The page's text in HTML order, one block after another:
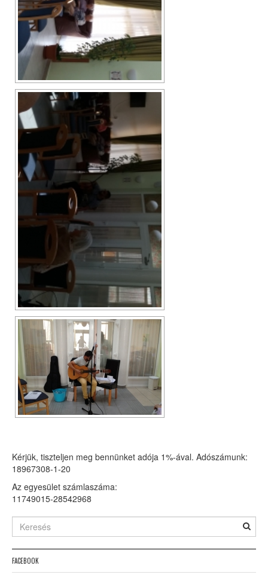
Kérjük, tiszteljen meg bennünket adója 1%-ával. Adószámunk:
18967308-1-20
Az egyesület számlaszáma:
11749015-28542968
FACEBOOK